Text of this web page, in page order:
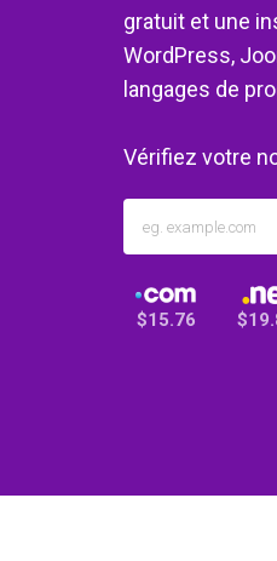
gratuit et une
WordPress,
langages de
Vérifiez votre
$15.76